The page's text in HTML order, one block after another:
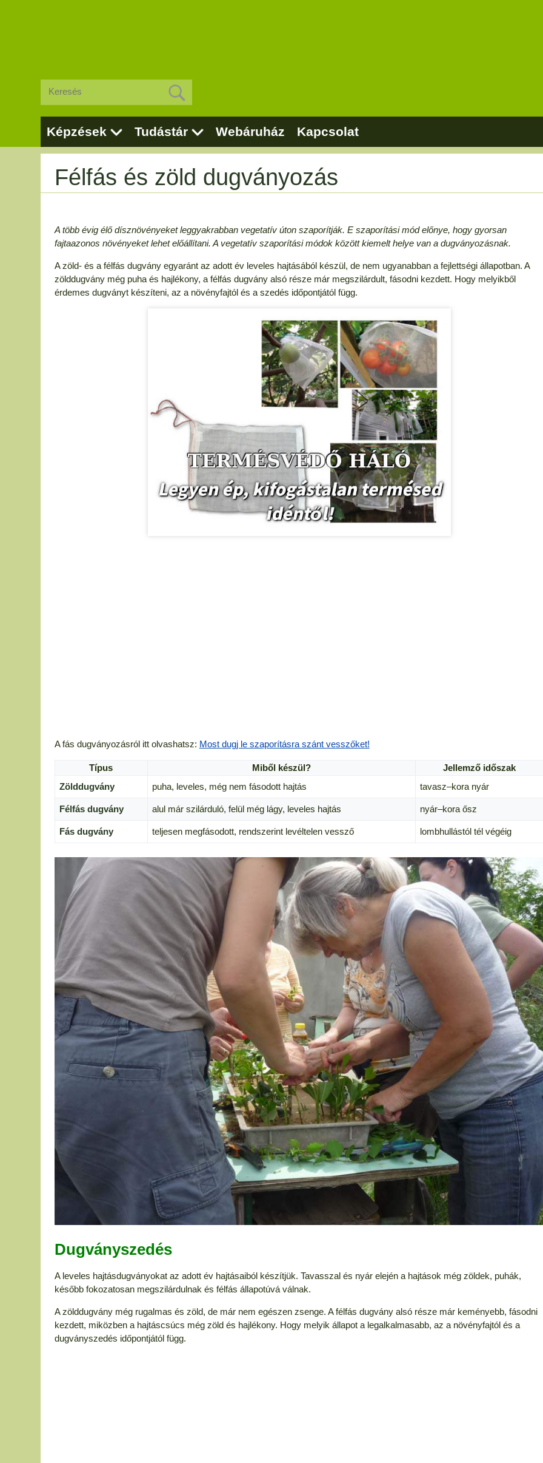
Képzések Tudástár Webáruház Kapcsolat
Félfás és zöld dugványozás
A több évig élő dísznövényeket leggyakrabban vegetatív úton szaporítják. E szaporítási mód előnye, hogy gyorsan
fajtaazonos növényeket lehet előállítani. A vegetatív szaporítási módok között kiemelt helye van a dugványozásnak.
A zöld- és a félfás dugvány egyaránt az adott év leveles hajtásából készül, de nem ugyanabban a fejlettségi állapotban. A
zölddugvány még puha és hajlékony, a félfás dugvány alsó része már megszilárdult, fásodni kezdett. Hogy melyikből
érdemes dugványt készíteni, az a növényfajtól és a szedés időpontjától függ.
A fás dugványozásról itt olvashatsz: Most dugj le szaporításra szánt vesszőket!
Típus Miből készül?
Jellemző időszak
Zölddugvány
puha, leveles, még nem fásodott hajtás tavasz–kora nyár
Félfás dugvány alul már szilárduló, felül még lágy, leveles hajtás nyár–kora ősz
Fás dugvány teljesen megfásodott, rendszerint levéltelen vessző lombhullástól tél végéig
Dugványszedés
A leveles hajtásdugványokat az adott év hajtásaiból készítjük. Tavasszal és nyár elején a hajtások még zöldek, puhák,
később fokozatosan megszilárdulnak és félfás állapotúvá válnak.
A zölddugvány még rugalmas és zöld, de már nem egészen zsenge. A félfás dugvány alsó része már keményebb, fásodni
kezdett, miközben a hajtáscsúcs még zöld és hajlékony. Hogy melyik állapot a legalkalmasabb, az a növényfajtól és a
dugványszedés időpontjától függ.